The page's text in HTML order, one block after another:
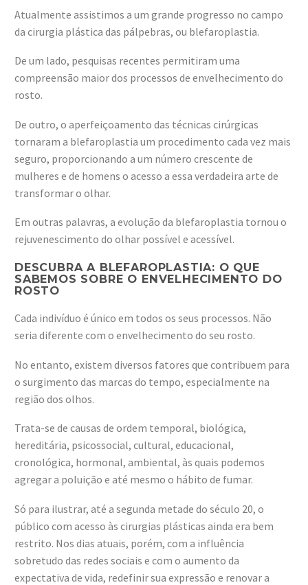
Atualmente assistimos a um grande progresso no campo
da cirurgia plástica das pálpebras, ou blefaroplastia.
De um lado, pesquisas recentes permitiram uma
compreensão maior dos processos de envelhecimento do
rosto.
De outro, o aperfeiçoamento das técnicas cirúrgicas
tornaram a blefaroplastia um procedimento cada vez mais
seguro, proporcionando a um número crescente de
mulheres e de homens o acesso a essa verdadeira arte de
transformar o olhar.
Em outras palavras, a evolução da blefaroplastia tornou o
rejuvenescimento do olhar possível e acessível.
DESCUBRA A BLEFAROPLASTIA: O QUE
SABEMOS SOBRE O ENVELHECIMENTO DO
ROSTO
Cada indivíduo é único em todos os seus processos. Não
seria diferente com o envelhecimento do seu rosto.
No entanto, existem diversos fatores que contribuem para
o surgimento das marcas do tempo, especialmente na
região dos olhos.
Trata-se de causas de ordem temporal, biológica,
hereditária, psicossocial, cultural, educacional,
cronológica, hormonal, ambiental, às quais podemos
agregar a poluição e até mesmo o hábito de fumar.
Só para ilustrar, até a segunda metade do século 20, o
público com acesso às cirurgias plásticas ainda era bem
restrito. Nos dias atuais, porém, com a influência
sobretudo das redes sociais e com o aumento da
expectativa de vida, redefinir sua expressão e renovar a